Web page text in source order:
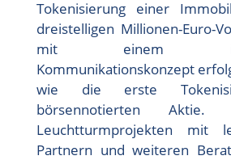
Tokenisierung einer
dreistelligen Millionen-Euro-
mit einem
Kommunikationskonzept
wie die erste
börsennotierten Aktie.
Leuchtturmprojekten mit
Partnern und weiteren